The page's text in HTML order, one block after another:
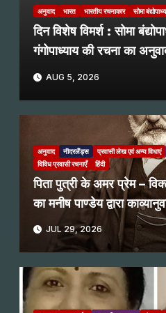
अनुवाद भारत भारतीय रचनाकार सोमा
दिन विशेष विमर्श : सोमा
गंगोपाध्याय की रचना का
AUG 5, 2026
अनुवाद नीदरलैंड्स प्रवासी लेख एवं अन्य विधाएं
विविध प्रवासी रचनाएँ
हिंदी
पिता पुत्री के अमर प्रेम –
का मनीष पाण्डेय द्वारा
JUL 29, 2026